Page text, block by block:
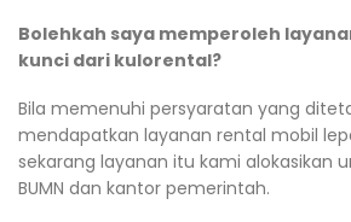
Bolehkah saya memperoleh
kunci dari kulorental?
Bila memenuhi persyaratan yang
mendapatkan layanan rental mobil
sekarang layanan itu kami alokasikan
BUMN dan kantor pemerintah.